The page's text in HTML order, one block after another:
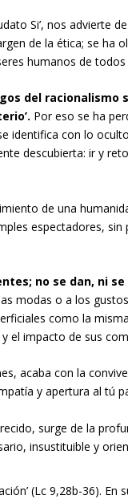
Si’, nos advierte
de la ética; se ha
humanos de
del racionalismo
Por eso se ha
identifica con lo
descubierta: ir y
de una
espectadores,
no se dan, ni
modas o a los
como la
el impacto de sus
acaba con la
y apertura al tú
surge de la
insustituible y
(Lc 9,28b-36).